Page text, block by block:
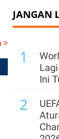
5
di
JANGAN
1
Ini
2